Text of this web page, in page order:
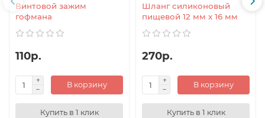
Винтовой зажим
гофмана
110р.
В корзину
Купить в 1 клик
Шланг силиконовый
пищевой 12 мм x 16 мм
270р.
В корзину
Купить в 1 клик